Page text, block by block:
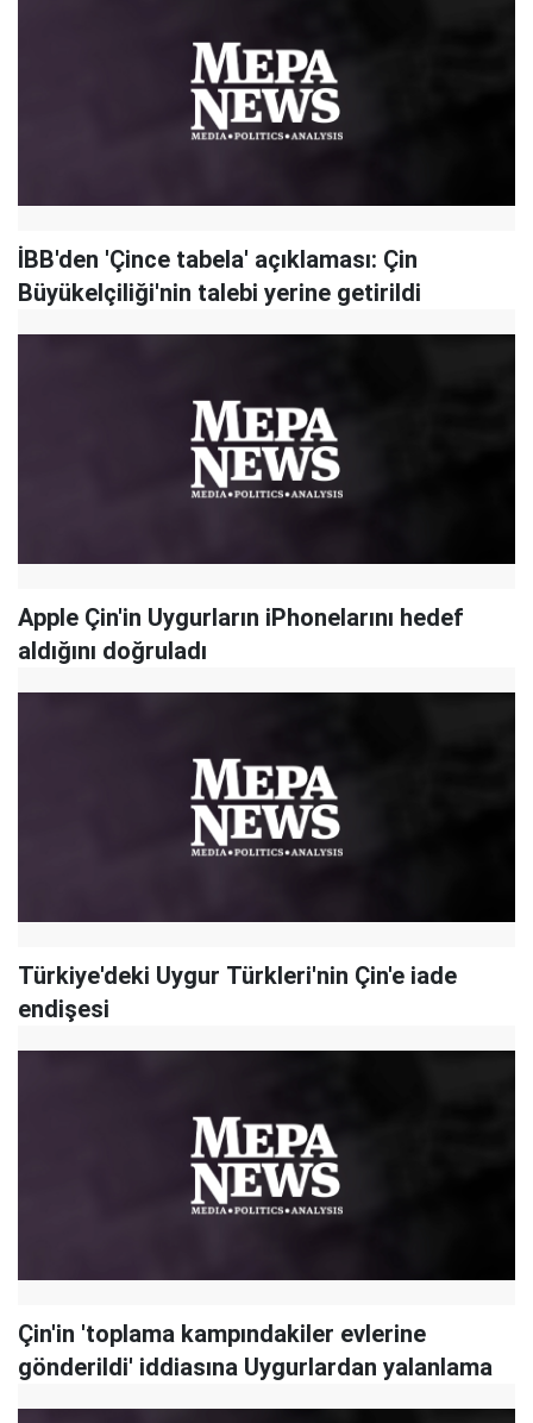
İBB'den 'Çince tabela' açıklaması: Çin
Büyükelçiliği'nin talebi yerine getirildi
Apple Çin'in Uygurların iPhonelarını hedef
aldığını doğruladı
Türkiye'deki Uygur Türkleri'nin Çin'e iade
endişesi
Çin'in 'toplama kampındakiler evlerine
gönderildi' iddiasına Uygurlardan yalanlama